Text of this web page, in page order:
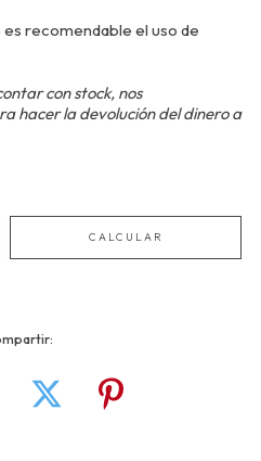
es recomendable el uso de
con stock, nos
hacer la devolución del dinero a
CALCULAR